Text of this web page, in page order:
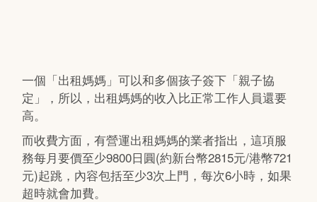
一個「出租媽媽」可以和多個孩子簽下「親子協
定」，所以，出租媽媽的收入比正常工作人員還要
高。
而收費方面，有營運出租媽媽的業者指出，這項服
務每月要價至少9800日圓(約新台幣2815元/港幣721
元)起跳，內容包括至少3次上門，每次6小時，如果
超時就會加費。